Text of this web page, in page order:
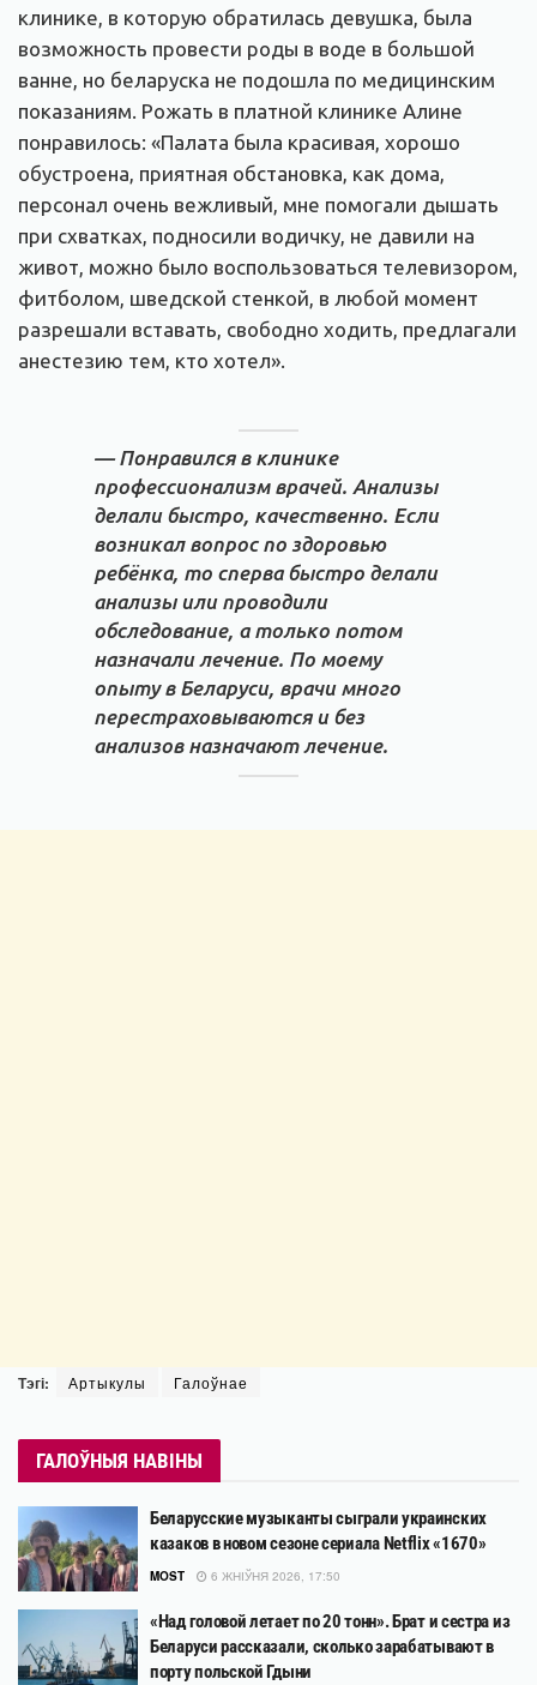
клинике, в которую обратилась девушка, была
возможность провести роды в воде в большой
ванне, но беларуска не подошла по медицинским
показаниям. Рожать в платной клинике Алине
понравилось: «Палата была красивая, хорошо
обустроена, приятная обстановка, как дома,
персонал очень вежливый, мне помогали дышать
при схватках, подносили водичку, не давили на
живот, можно было воспользоваться телевизором,
фитболом, шведской стенкой, в любой момент
разрешали вставать, свободно ходить, предлагали
анестезию тем, кто хотел».
— Понравился в клинике
профессионализм врачей. Анализы
делали быстро, качественно. Если
возникал вопрос по здоровью
ребёнка, то сперва быстро делали
анализы или проводили
обследование, а только потом
назначали лечение. По моему
опыту в Беларуси, врачи много
перестраховываются и без
анализов назначают лечение.
Тэгі: Артыкулы Галоўнае
ГАЛОЎНЫЯ НАВІНЫ
Беларусские музыканты сыграли украинских
казаков в новом сезоне сериала Netflix «1670»
MOST 6 ЖНІЎНЯ 2026, 17:50
«Над головой летает по 20 тонн». Брат и сестра из
Беларуси рассказали, сколько зарабатывают в
порту польской Гдыни